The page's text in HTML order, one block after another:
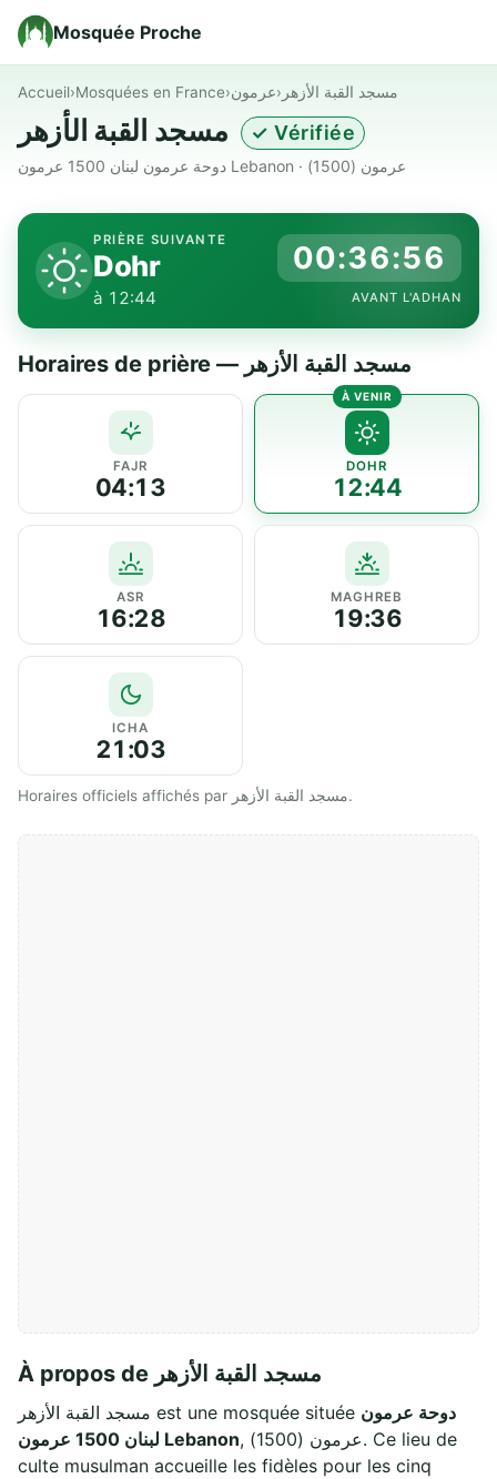
Mosquée Proche
Accueil›Mosquées en France›عرمون› مسجد القبة الأزهر
✓ Vérifiée
دوحة عرمون لبنان 1500 عرمون Lebanon · عرمون (1500)
PRIÈRE SUIVANTE
Dohr
à 12:44
00:36:56
AVANT L'ADHAN
Horaires de prière — مسجد القبة الأزهر
FAJR
04:13
DOHR
12:44
ASR
16:28
MAGHREB
19:36
ICHA
21:03
Horaires officiels affichés par مسجد القبة الأزهر.
À propos de مسجد القبة الأزهر
مسجد القبة الأزهر est une mosquée située دوحة عرمون
لبنان 1500 عرمون Lebanon, عرمون (1500). Ce lieu de
culte musulman accueille les fidèles pour les cinq